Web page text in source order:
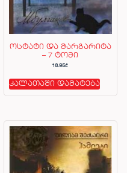
ოსტატი და მარგარიტა
– 7 ტომი
16.95₾
კალათაში დამატება